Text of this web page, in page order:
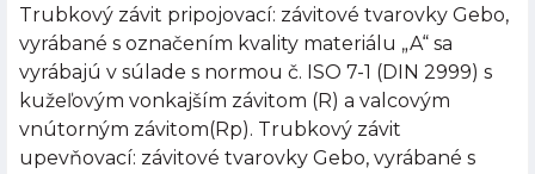
Trubkový závit pripojovací: závitové tvarovky Gebo,
vyrábané s označením kvality materiálu „A“ sa
vyrábajú v súlade s normou č. ISO 7-1 (DIN 2999) s
kužeľovým vonkajším závitom (R) a valcovým
vnútorným závitom(Rp). Trubkový závit
upevňovací: závitové tvarovky Gebo, vyrábané s